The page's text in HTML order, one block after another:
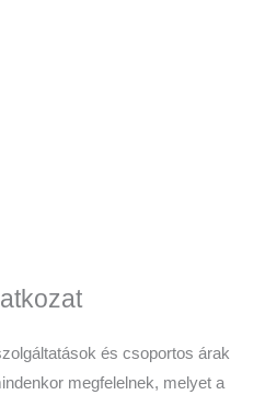
és csoportos árak
megfelelnek, melyet a